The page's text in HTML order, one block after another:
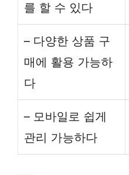
를 할 수 있다
– 다양한 상품 구
매에 활용 가능하
다
– 모바일로 쉽게
관리 가능하다